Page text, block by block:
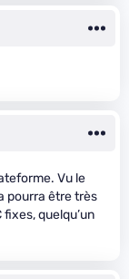
Vu le
pourra être très
quelqu’un